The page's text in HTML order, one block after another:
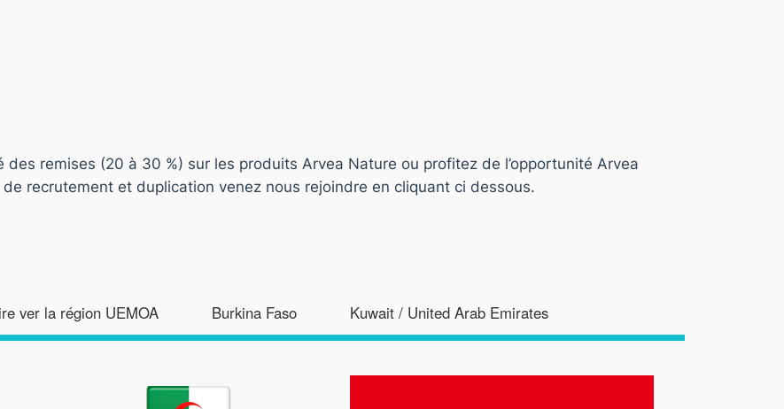
remises (20 à 30 %) sur les produits Arvea Nature ou profitez de l’opportunité Arvea
recrutement et duplication venez nous rejoindre en cliquant ci dessous.
ver la région UEMOA Burkina Faso Kuwait / United Arab Emirates